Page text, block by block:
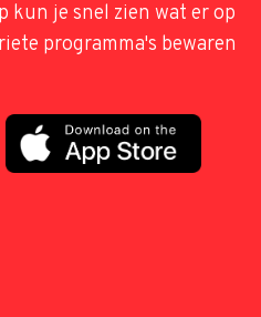
kun je snel zien wat er op
programma's bewaren